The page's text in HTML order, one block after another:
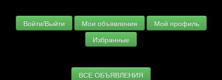
Войти/Выйти Мои объявления
Мой профиль
Избранные
ВСЕ ОБЪЯВЛЕНИЯ